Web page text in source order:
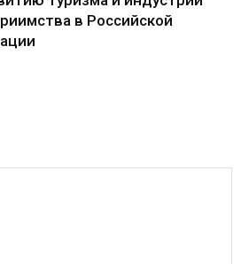
в Российской